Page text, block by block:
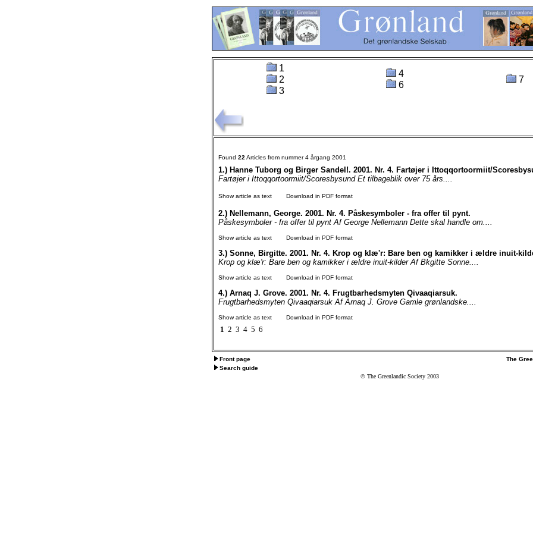
1
2
3
4
6
7
Found 22 Articles from nummer 4 årgang 2001
1.) Hanne Tuborg og Birger Sandel!. 2001. Nr. 4. Fartøjer i Ittoqqortoormiit/
Fartøjer i Ittoqqortoormiit/Scoresbysund Et tilbageblik over 75 års....
Show article as text Download in PDF format
2.) Nellemann, George. 2001. Nr. 4. Påskesymboler - fra offer til pynt.
Påskesymboler - fra offer til pynt Af George Nellemann Dette skal handle om....
Show article as text Download in PDF format
3.) Sonne, Birgitte. 2001. Nr. 4. Krop og klæ'r: Bare ben og kamikker i ældre inuit-
Krop og klæ'r: Bare ben og kamikker i ældre inuit-kilder Af Bkgitte Sonne....
Show article as text Download in PDF format
4.) Arnaq J. Grove. 2001. Nr. 4. Frugtbarhedsmyten Qivaaqiarsuk.
Frugtbarhedsmyten Qivaaqiarsuk Af Arnaq J. Grove Gamle grønlandske....
Show article as text Download in PDF format
1 2 3 4 5 6
Front page
The
Search guide
© The Greenlandic Society 2003